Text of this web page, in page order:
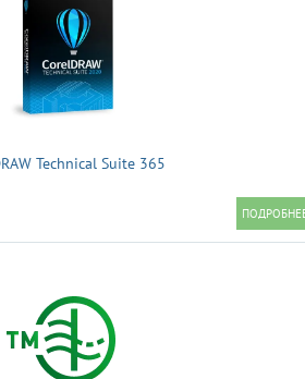
Technical Suite 365